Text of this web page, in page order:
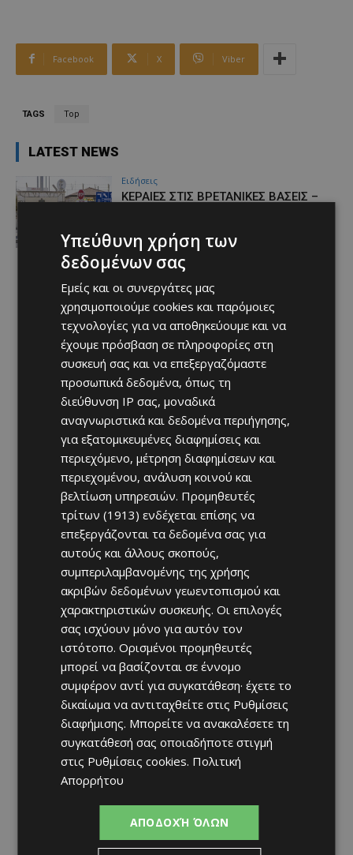
Facebook X Viber
TAGS Top
LATEST NEWS
Ειδήσεις
ΚΕΡΑΙΕΣ ΣΤΙΣ ΒΡΕΤΑΝΙΚΕΣ ΒΑΣΕΙΣ –
νέα ανάπτυξη απαιτεί ιδιαίτερη
προσοχή»
Afentiko - 07/08/2026
Υπεύθυνη χρήση των
δεδομένων σας
Εμείς και οι συνεργάτες μας
χρησιμοποιούμε cookies και παρόμοιες
τεχνολογίες για να αποθηκεύουμε και να
έχουμε πρόσβαση σε πληροφορίες στη
συσκευή σας και να επεξεργαζόμαστε
προσωπικά δεδομένα, όπως τη
διεύθυνση IP σας, μοναδικά
αναγνωριστικά και δεδομένα περιήγησης,
για εξατομικευμένες διαφημίσεις και
περιεχόμενο, μέτρηση διαφημίσεων και
περιεχομένου, ανάλυση κοινού και
βελτίωση υπηρεσιών. Προμηθευτές
τρίτων (1913) ενδέχεται επίσης να
επεξεργάζονται τα δεδομένα σας για
αυτούς και άλλους σκοπούς,
συμπεριλαμβανομένης της χρήσης
ακριβών δεδομένων γεωεντοπισμού και
χαρακτηριστικών συσκευής. Οι επιλογές
σας ισχύουν μόνο για αυτόν τον
ιστότοπο. Ορισμένοι προμηθευτές
μπορεί να βασίζονται σε έννομο
συμφέρον αντί για συγκατάθεση· έχετε το
δικαίωμα να αντιταχθείτε στις Ρυθμίσεις
διαφήμισης. Μπορείτε να ανακαλέσετε τη
συγκατάθεσή σας οποιαδήποτε στιγμή
στις Ρυθμίσεις cookies. Πολιτική
Απορρήτου
ΑΠΟΔΟΧΉ ΌΛΩΝ